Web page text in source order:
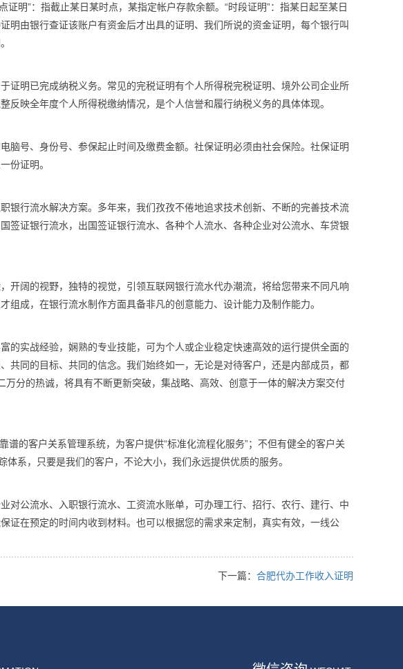
证明”：指截止某日某时点，某指定帐户存款余额。“时段证明”：指某日起至某日
明由银行查证该账户有资金后才出具的证明、我们所说的资金证明，每个银行叫
证明已完成纳税义务。常见的完税证明有个人所得税完税证明、境外公司企业所
映全年度个人所得税缴纳情况，是个人信誉和履行纳税义务的具体体现。
脑号、身份号、参保起止时间及缴费金额。社保证明必须由社会保险。社保证明
份证明。
银行流水解决方案。多年来，我们孜孜不倦地追求技术创新、不断的完善技术流
签证银行流水，出国签证银行流水、各种个人流水、各种企业对公流水、车贷银
开阔的视野，独特的视觉，引领互联网银行流水代办潮流，将给您带来不同凡响
成，在银行流水制作方面具备非凡的创意能力、设计能力及制作能力。
的实战经验，娴熟的专业技能，可为个人或企业稳定快速高效的运行提供全面的
共同的目标、共同的信念。我们始终如一，无论是对待客户，还是内部成员，都
分的热诚，将具有不断更新突破，集战略、高效、创意于一体的解决方案交付
的客户关系管理系统，为客户提供“标准化流程化服务”；不但有健全的客户关
系，只要是我们的客户，不论大小，我们永远提供优质的服务。
对公流水、入职银行流水、工资流水账单，可办理工行、招行、农行、建行、中
证在预定的时间内收到材料。也可以根据您的需求来定制，真实有效，一线公
下一篇： 合肥代办工作收入证明